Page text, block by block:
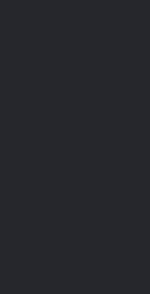
| Dormello
Enti Locali - C.F. 80009680127 - P.IVA